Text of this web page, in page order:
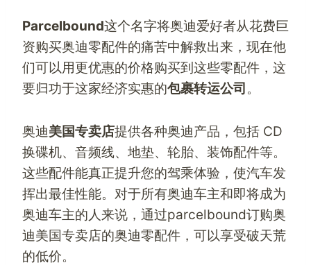
Parcelbound这个名字将奥迪爱好者从花费巨
资购买奥迪零配件的痛苦中解救出来，现在他
们可以用更优惠的价格购买到这些零配件，这
要归功于这家经济实惠的包裹转运公司 。
奥迪美国专卖店提供各种奥迪产品，包括 CD
换碟机、音频线、地垫、轮胎、装饰配件等。
这些配件能真正提升您的驾乘体验，使汽车发
挥出最佳性能。对于所有奥迪车主和即将成为
奥迪车主的人来说，通过parcelbound订购奥
迪美国专卖店的奥迪零配件，可以享受破天荒
的低价。